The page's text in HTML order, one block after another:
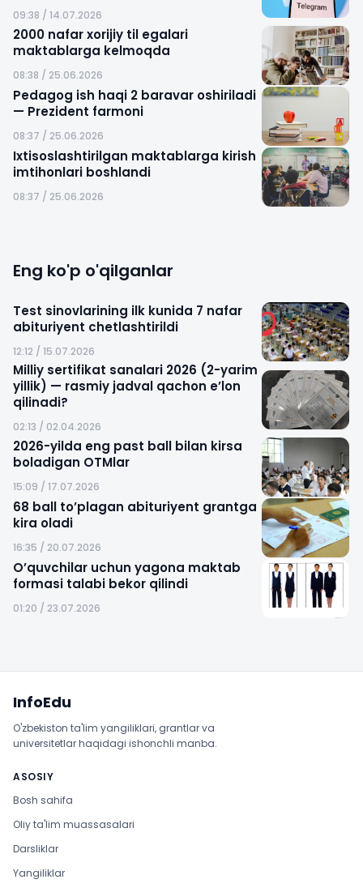
09:38 / 14.07.2026
2000 nafar xorijiy til egalari
maktablarga kelmoqda
08:38 / 25.06.2026
Pedagog ish haqi 2 baravar oshiriladi
— Prezident farmoni
08:37 / 25.06.2026
Ixtisoslashtirilgan maktablarga kirish
imtihonlari boshlandi
08:37 / 25.06.2026
Eng ko'p o'qilganlar
Test sinovlarining ilk kunida 7 nafar
abituriyent chetlashtirildi
12:12 / 15.07.2026
Milliy sertifikat sanalari 2026 (2-yarim
yillik) — rasmiy jadval qachon e’lon
qilinadi?
02:13 / 02.04.2026
2026-yilda eng past ball bilan kirsa
boladigan OTMlar
15:09 / 17.07.2026
68 ball to’plagan abituriyent grantga
kira oladi
16:35 / 20.07.2026
O’quvchilar uchun yagona maktab
formasi talabi bekor qilindi
01:20 / 23.07.2026
InfoEdu
O'zbekiston ta'lim yangiliklari, grantlar va
universitetlar haqidagi ishonchli manba.
ASOSIY
Bosh sahifa
Oliy ta'lim muassasalari
Darsliklar
Yangiliklar